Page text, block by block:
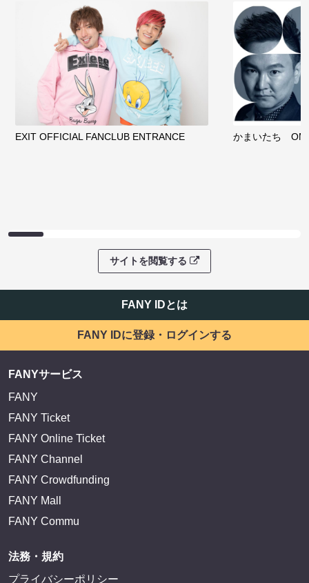
EXIT OFFICIAL FANCLUB ENTRANCE かまいたち
サイトを閲覧する
FANY IDとは
FANY IDに登録・ログインする
FANYサービス
FANY
FANY Ticket
FANY Online Ticket
FANY Channel
FANY Crowdfunding
FANY Mall
FANY Commu
法務・規約
プライバシーポリシー